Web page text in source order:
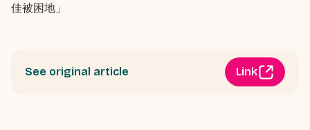
佳被困地」
See original article Link